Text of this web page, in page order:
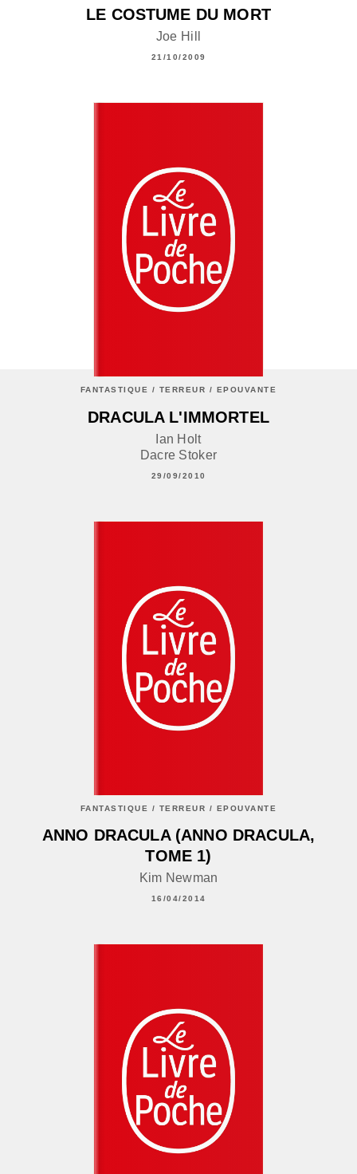
LE COSTUME DU MORT
Joe Hill
21/10/2009
FANTASTIQUE / TERREUR / EPOUVANTE
DRACULA L'IMMORTEL
Ian Holt
Dacre Stoker
29/09/2010
FANTASTIQUE / TERREUR / EPOUVANTE
ANNO DRACULA (ANNO DRACULA,
TOME 1)
Kim Newman
16/04/2014